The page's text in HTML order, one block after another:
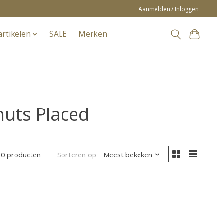
Aanmelden / Inloggen
SALE Merken
Placed
0 producten Sorteren op Meest bekeken